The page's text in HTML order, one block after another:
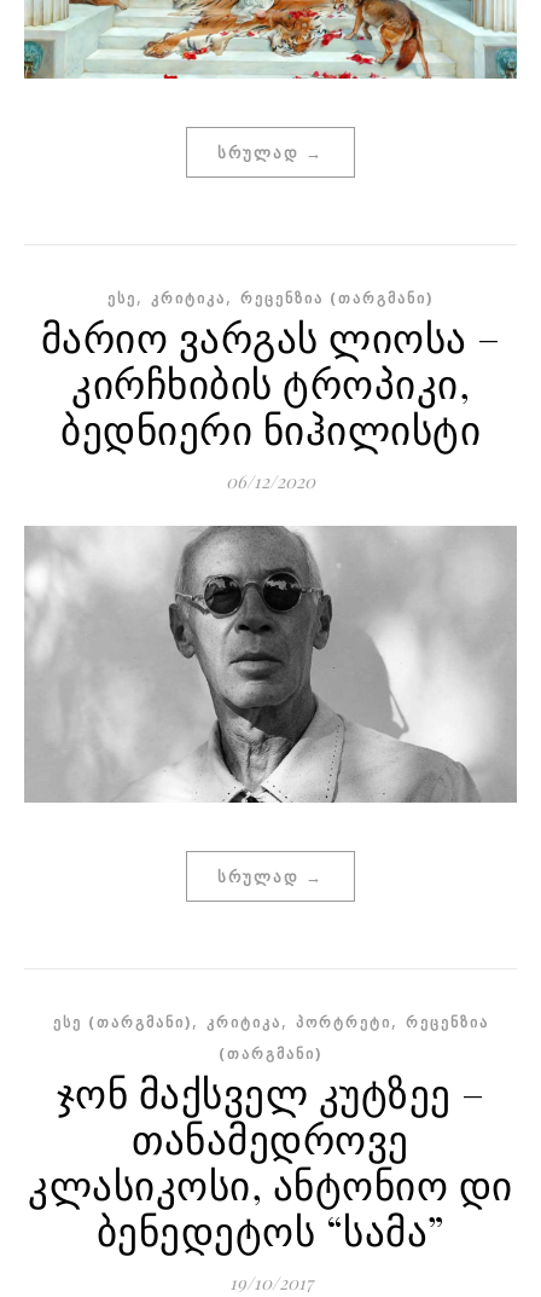
ᲡᲠᲣᲚᲐᲓ →
ᲔᲡᲔ, ᲙᲠᲘᲢᲘᲙᲐ, ᲠᲔᲪᲔᲜᲖᲘᲐ (ᲗᲐᲠᲒᲛᲐᲜᲘ)
მარიო ვარგას ლიოსა –
კირჩხიბის ტროპიკი,
ბედნიერი ნიჰილისტი
06/12/2020
ᲡᲠᲣᲚᲐᲓ →
ᲔᲡᲔ (ᲗᲐᲠᲒᲛᲐᲜᲘ), ᲙᲠᲘᲢᲘᲙᲐ, ᲞᲝᲠᲢᲠᲔᲢᲘ, ᲠᲔᲪᲔᲜᲖᲘᲐ
(ᲗᲐᲠᲒᲛᲐᲜᲘ)
ჯონ მაქსველ კუტზეე –
თანამედროვე
კლასიკოსი, ანტონიო დი
ბენედეტოს “სამა”
19/10/2017